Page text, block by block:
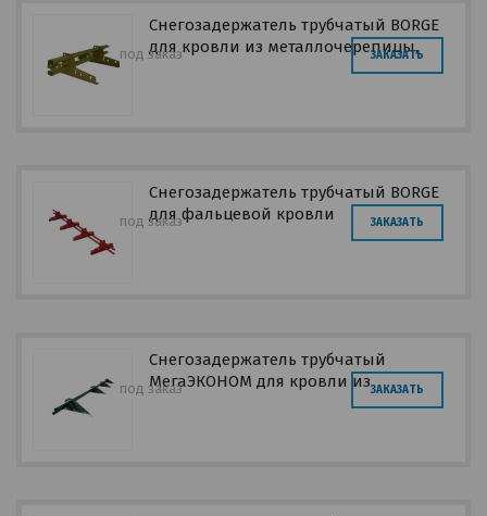
Снегозадержатель трубчатый BORGE
для кровли из металлочерепицы,
профнастила, материалов на основе
под заказ ЗАКАЗАТЬ
Снегозадержатель трубчатый BORGE
для фальцевой кровли
под заказ ЗАКАЗАТЬ
Снегозадержатель трубчатый
МегаЭКОНОМ для кровли из
металлочерепицы, профнастила 3м.
под заказ ЗАКАЗАТЬ